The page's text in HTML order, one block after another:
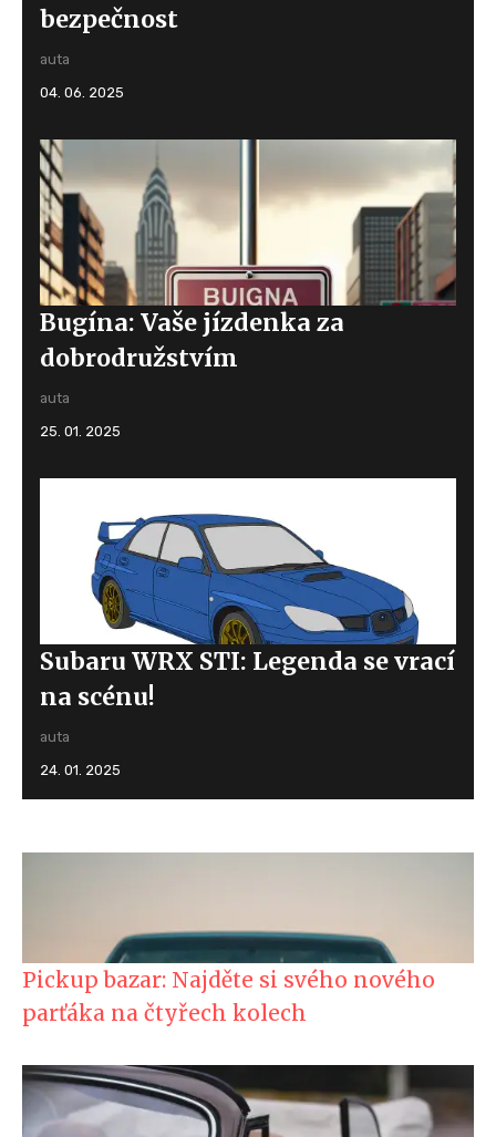
bezpečnost
auta
04. 06. 2025
Bugína: Vaše jízdenka za
dobrodružstvím
auta
25. 01. 2025
Subaru WRX STI: Legenda se vrací
na scénu!
auta
24. 01. 2025
Pickup bazar: Najděte si svého nového
parťáka na čtyřech kolech